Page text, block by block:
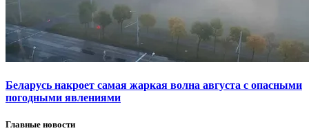
Беларусь накроет самая жаркая волна августа с опасными
погодными явлениями
Главные новости